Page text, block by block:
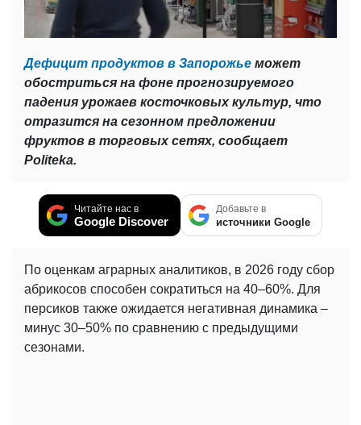
Дефицит продуктов в Запорожье может
обостриться на фоне прогнозируемого
падения урожаев косточковых культур, что
отразится на сезонном предложении
фруктов в торговых сетях, сообщает
Politeka.
Читайте нас в
Google Discover
Добавьте в
источники Google
По оценкам аграрных аналитиков, в 2026 году сбор
абрикосов способен сократиться на 40–60%. Для
персиков также ожидается негативная динамика –
минус 30–50% по сравнению с предыдущими
сезонами.